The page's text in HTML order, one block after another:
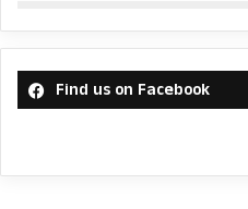
Find us on Facebook